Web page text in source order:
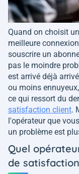
Quand on choisit
meilleure
souscrire un
pas le moindre
est arrivé déjà
ou moins
ce qui ressort du
satisfaction client.
l'opérateur que
un problème est
Quel
de